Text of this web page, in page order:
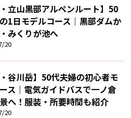
・立山黒部アルペンルート】50
1日モデルコース｜黒部ダムか
みくりが池へ
20
・谷川岳】50代夫婦の初心者モ
ス｜電気ガイドバスで一ノ倉
へ！服装・所要時間も紹介
20